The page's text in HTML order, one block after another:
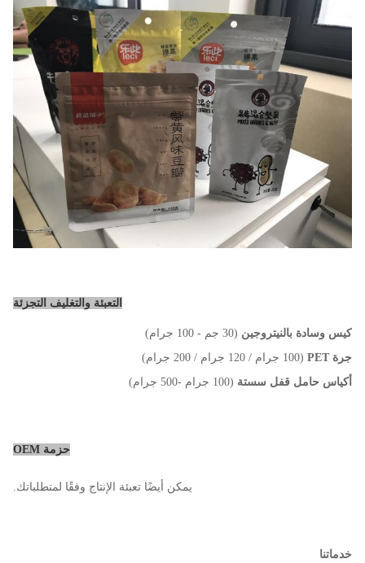
التعبئة والتغليف التجزئة
كيس وسادة بالنيتروجين (30 جم - 100 جرام)
جرة PET
(100 جرام / 120 جرام / 200 جرام)
أكياس حامل قفل سستة (100 جرام -500 جرام)
حزمة OEM
يمكن أيضًا تعبئة الإنتاج وفقًا لمتطلباتك.
خدماتنا